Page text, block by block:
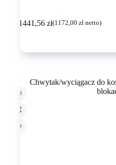
1441,56 zł(1172,00 złnetto)